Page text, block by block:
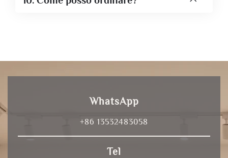
WhatsApp
+86 13532483058
Tel